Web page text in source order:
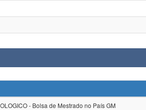
- Bolsa de Mestrado no País GM